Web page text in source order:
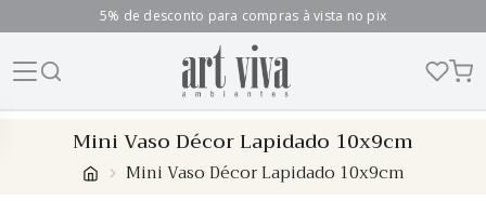
5% de desconto para compras à vista no pix
Mini Vaso Décor Lapidado 10x9cm
Mini Vaso Décor Lapidado 10x9cm